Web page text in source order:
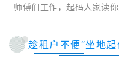
师傅们工作，起码人家读
趁租户不便“坐地